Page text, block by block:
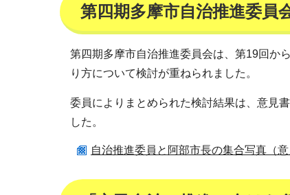
第四期多摩市自治推進委員
第四期多摩市自治推進委員会は、第19回か
り方について検討が重ねられました。
委員によりまとめられた検討結果は、意見
した。
自治推進委員と阿部市長の集合写真（